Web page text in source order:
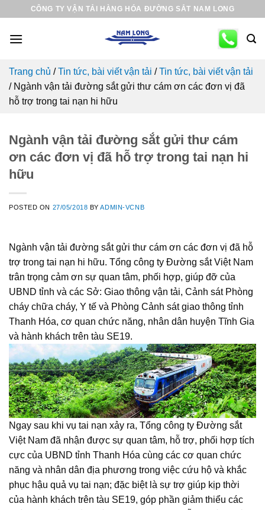
content
CÔNG TY VẬN TẢI HÀNG HÓA ĐƯỜNG SẮT NAM LONG
Trang chủ /Tin tức, bài viết vận tải /Tin tức, bài viết vận tải
/ Ngành vận tải đường sắt gửi thư cám ơn các đơn vị đã
hỗ trợ trong tai nạn hi hữu
Ngành vận tải đường sắt gửi thư cám
ơn các đơn vị đã hỗ trợ trong tai nạn hi
hữu
POSTED ON 27/05/2018 BYADMIN-VCNB
Ngành vận tải đường sắt gửi thư cám ơn các đơn vị đã hỗ
trợ trong tai nạn hi hữu. Tổng công ty Đường sắt Việt Nam
trân trọng cảm ơn sự quan tâm, phối hợp, giúp đỡ của
UBND tỉnh và các Sở: Giao thông vận tải, Cảnh sát Phòng
cháy chữa cháy, Y tế và Phòng Cảnh sát giao thông tỉnh
Thanh Hóa, cơ quan chức năng, nhân dân huyện Tĩnh Gia
và hành khách trên tàu SE19.
Ngay sau khi vụ tai nạn xảy ra, Tổng công ty Đường sắt
Việt Nam đã nhận được sự quan tâm, hỗ trợ, phối hợp tích
cực của UBND tỉnh Thanh Hóa cùng các cơ quan chức
năng và nhân dân địa phương trong việc cứu hộ và khắc
phục hậu quả vụ tai nạn; đặc biệt là sự trợ giúp kịp thời
của hành khách trên tàu SE19, góp phần giảm thiểu các